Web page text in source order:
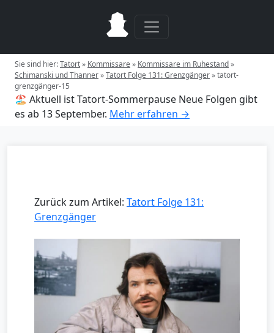
Sie sind hier:Tatort» Kommissare» Kommissare im Ruhestand»
Schimanski und Thanner»Tatort Folge 131: Grenzgänger»tatort-
grenzgänger-15
🏖️ Aktuell ist Tatort-Sommerpause Neue Folgen gibt
es ab 13 September. Mehr erfahren →
Zurück zum Artikel: Tatort Folge 131:
Grenzgänger